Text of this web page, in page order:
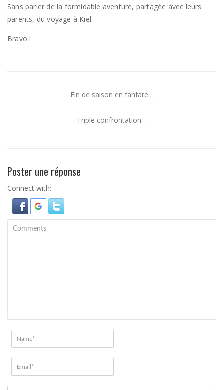
Sans parler de la formidable aventure, partagée avec leurs
parents, du voyage à Kiel.
Bravo !
Fin de saison en fanfare…
Triple confrontation…
Poster une réponse
Connect with: